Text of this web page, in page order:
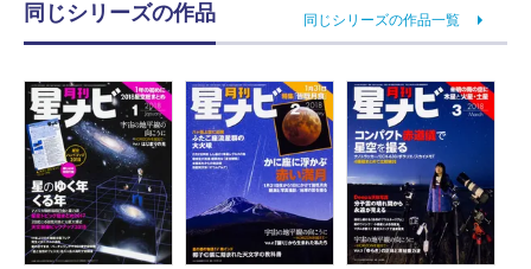
同じシリーズの作品 同じシリーズの作品一覧